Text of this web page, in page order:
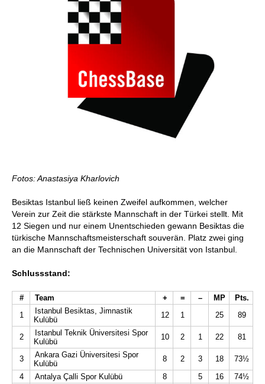
Fotos: Anastasiya Kharlovich
Besiktas Istanbul ließ keinen Zweifel aufkommen, welcher
Verein zur Zeit die stärkste Mannschaft in der Türkei stellt. Mit
12 Siegen und nur einem Unentschieden gewann Besiktas die
türkische Mannschaftsmeisterschaft souverän. Platz zwei ging
an die Mannschaft der Technischen Universität von Istanbul.
Schlussstand:
# Team + = – MP
Pts.
1
Istanbul Besiktas, Jimnastik
Kulübü
12 1 25 89
2
Istanbul Teknik Üniversitesi Spor
Kulübü
10 2 1 22 81
3
Ankara Gazi Üniversitesi Spor
Kulübü
8 2 3 18
73½
4
Antalya Çalli Spor Kulübü 8 5 16
74½